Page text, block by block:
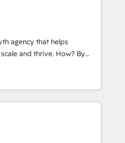
sales and service
renowned for our business
experience and a
complex solutions like SAP,
also has
customer portals and
champions
agency that helps
thrive. How? By
every single revenue-
We’re proud
Partners and devout CRM
HubSpot’s custom digital
machine that drives more